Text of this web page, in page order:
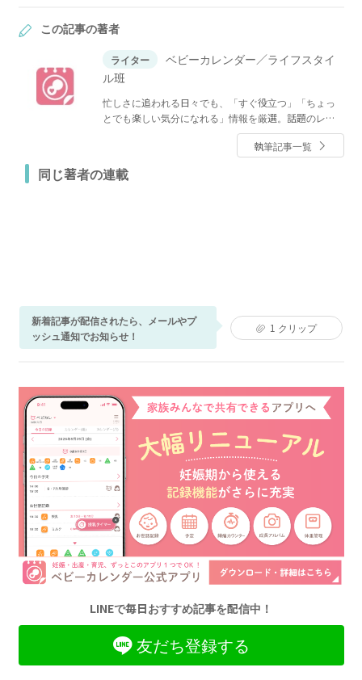
この記事の著者
ライター
ベビーカレンダー／ライフスタイ
ル班
忙しさに追われる日々でも、「すぐ役立つ」「ちょっ
とでも楽しい気分になれる」情報を厳選。話題のレシ
ピやグルメ、人気のショップ情報、ファッション、イ
ンテリア・収納、節約・マネーなど、くらしに関する
します！
執筆記事一覧
同じ著者の連載
新着記事が配信されたら、メールやプ
ッシュ通知でお知らせ！
1 クリップ
LINEで毎日おすすめ記事を配信中！
友だち登録する